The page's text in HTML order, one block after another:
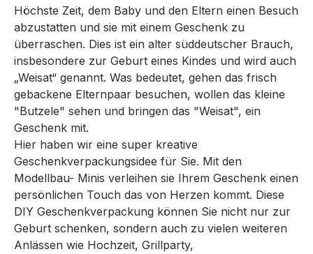
Höchste Zeit, dem Baby und den Eltern einen Besuch
abzustatten und sie mit einem Geschenk zu
überraschen. Dies ist ein alter süddeutscher Brauch,
insbesondere zur Geburt eines Kindes und wird auch
„Weisat“ genannt. Was bedeutet, gehen das frisch
gebackene Elternpaar besuchen, wollen das kleine
"Butzele" sehen und bringen das "Weisat", ein
Geschenk mit.
Hier haben wir eine super kreative
Geschenkverpackungsidee für Sie. Mit den
Modellbau- Minis verleihen sie Ihrem Geschenk einen
persönlichen Touch das von Herzen kommt. Diese
DIY Geschenkverpackung können Sie nicht nur zur
Geburt schenken, sondern auch zu vielen weiteren
Anlässen wie Hochzeit, Grillparty,